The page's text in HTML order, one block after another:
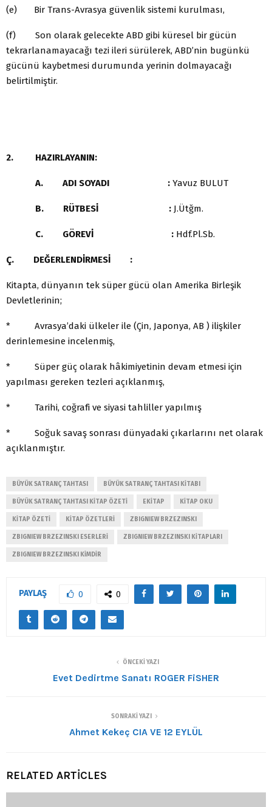
(e) Bir Trans-Avrasya güvenlik sistemi kurulması,
(f) Son olarak gelecekte ABD gibi küresel bir gücün
tekrarlanamayacağı tezi ileri sürülerek, ABD’nin bugünkü
gücünü kaybetmesi durumunda yerinin dolmayacağı
belirtilmiştir.
2. HAZIRLAYANIN:
A. ADI SOYADI : Yavuz BULUT
B. RÜTBESİ : J.Ütğm.
C. GÖREVİ : Hdf.Pl.Sb.
Ç. DEĞERLENDİRMESİ :
Kitapta, dünyanın tek süper gücü olan Amerika Birleşik
Devletlerinin;
* Avrasya’daki ülkeler ile (Çin, Japonya, AB ) ilişkiler
derinlemesine incelenmiş,
* Süper güç olarak hâkimiyetinin devam etmesi için
yapılması gereken tezleri açıklanmış,
* Tarihi, coğrafi ve siyasi tahliller yapılmış
* Soğuk savaş sonrası dünyadaki çıkarlarını net olarak
açıklanmıştır.
BÜYÜK SATRANÇ TAHTASI BÜYÜK SATRANÇ TAHTASI KITABI
BÜYÜK SATRANÇ TAHTASI KITAP ÖZETI EKITAP KITAP OKU
KITAP ÖZETI KITAP ÖZETLERI ZBIGNIEW BRZEZINSKI
ZBIGNIEW BRZEZINSKI ESERLERI ZBIGNIEW BRZEZINSKI KITAPLARI
ZBIGNIEW BRZEZINSKI KIMDIR
PAYLAŞ 0 0
ÖNCEKI YAZI
Evet Dedirtme Sanatı ROGER FiSHER
SONRAKI YAZI
Ahmet Kekeç CIA VE 12 EYLÜL
RELATED ARTICLES